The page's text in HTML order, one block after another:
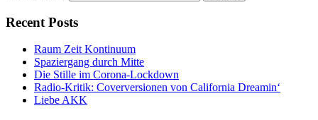
Recent Posts
Raum Zeit Kontinuum
Spaziergang durch Mitte
Die Stille im Corona-Lockdown
Radio-Kritik: Coverversionen von California Dreamin‘
Liebe AKK